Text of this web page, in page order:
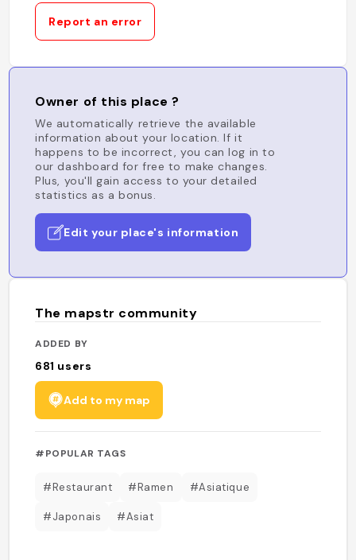
Report an error
Owner of this place ?
We automatically retrieve the available
information about your location. If it
happens to be incorrect, you can log in to
our dashboard for free to make changes.
Plus, you'll gain access to your detailed
statistics as a bonus.
Edit your place's information
The mapstr community
ADDED BY
681 users
Add to my map
#POPULAR TAGS
#Restaurant #Ramen #Asiatique
#Japonais #Asiat